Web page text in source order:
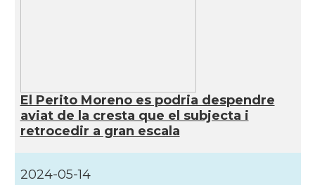
El Perito Moreno es podria despendre
aviat de la cresta que el subjecta i
retrocedir a gran escala
2024-05-14